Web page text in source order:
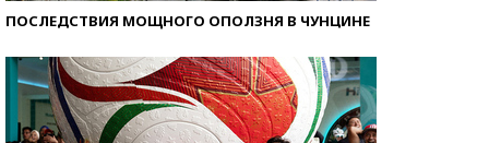
ПОСЛЕДСТВИЯ МОЩНОГО ОПОЛЗНЯ В ЧУНЦИНЕ